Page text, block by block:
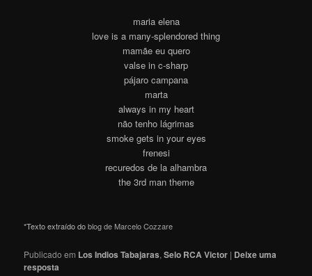
maria elena
love is a many-splendored thing
mamãe eu quero
valse in c-sharp
pájaro campana
marta
always in my heart
não tenho lágrimas
smoke gets in your eyes
frenesi
recuredos de la alhambra
the 3rd man theme
*Texto extraído doblog de Marcelo Cozzare
Publicado em Los Indios Tabajaras,Selo RCA Victor | Deixe uma
resposta